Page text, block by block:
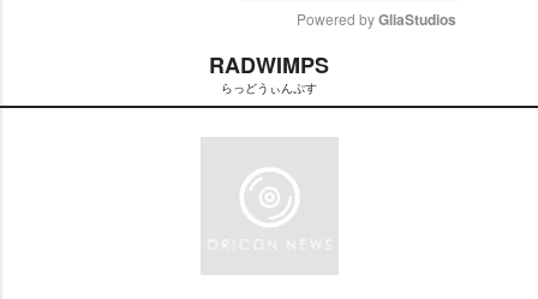
t
Powered by GliaStudios
RADWIMPS
らっどうぃんぷす